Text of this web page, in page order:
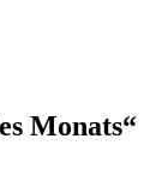
Monats“